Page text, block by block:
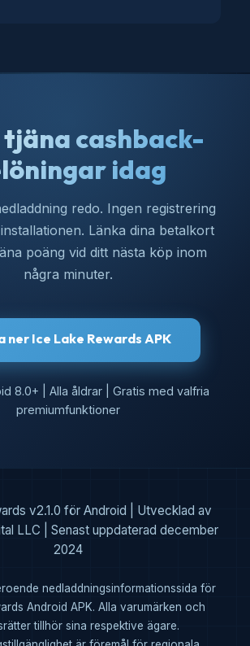
cashback-
idag
redo. Ingen registrering
Länka dina betalkort
poäng vid ditt nästa köp inom
några minuter.
ner Ice Lake Rewards APK
8.0+ | Alla åldrar | Gratis med valfria
premiumfunktioner
v2.1.0 för Android | Utvecklad av
LLC | Senast uppdaterad december
2024
nedladdningsinformationssida för
Android APK. Alla varumärken och
tillhör sina respektive ägare.